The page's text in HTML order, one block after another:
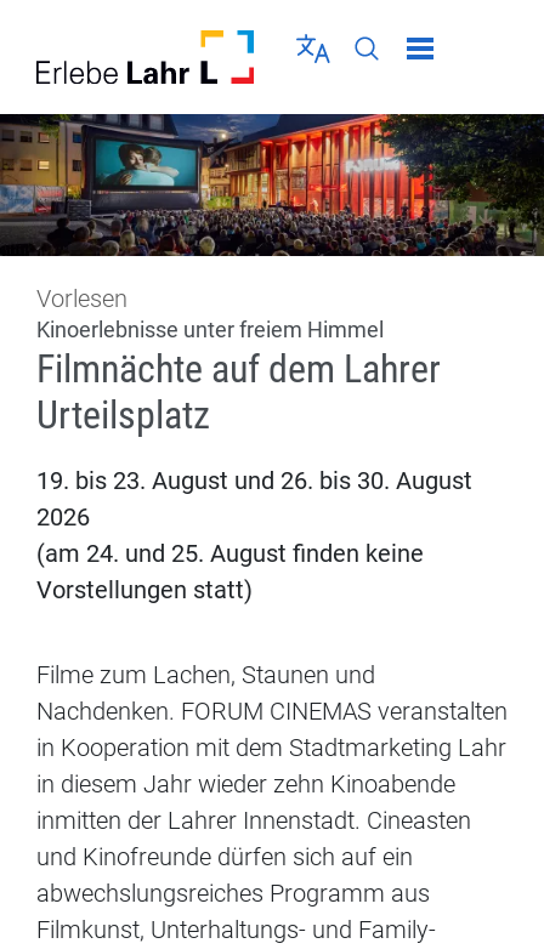
Sprache wählen
Seiten-Suche
Menü schließen
Vorlesen
Kinoerlebnisse unter freiem Himmel
Filmnächte auf dem Lahrer
Urteilsplatz
19. bis 23. August und 26. bis 30. August
2026
(am 24. und 25. August finden keine
Vorstellungen statt)
Filme zum Lachen, Staunen und
Nachdenken. FORUM CINEMAS veranstalten
in Kooperation mit dem Stadtmarketing Lahr
in diesem Jahr wieder zehn Kinoabende
inmitten der Lahrer Innenstadt. Cineasten
und Kinofreunde dürfen sich auf ein
abwechslungsreiches Programm aus
Filmkunst, Unterhaltungs- und Family-